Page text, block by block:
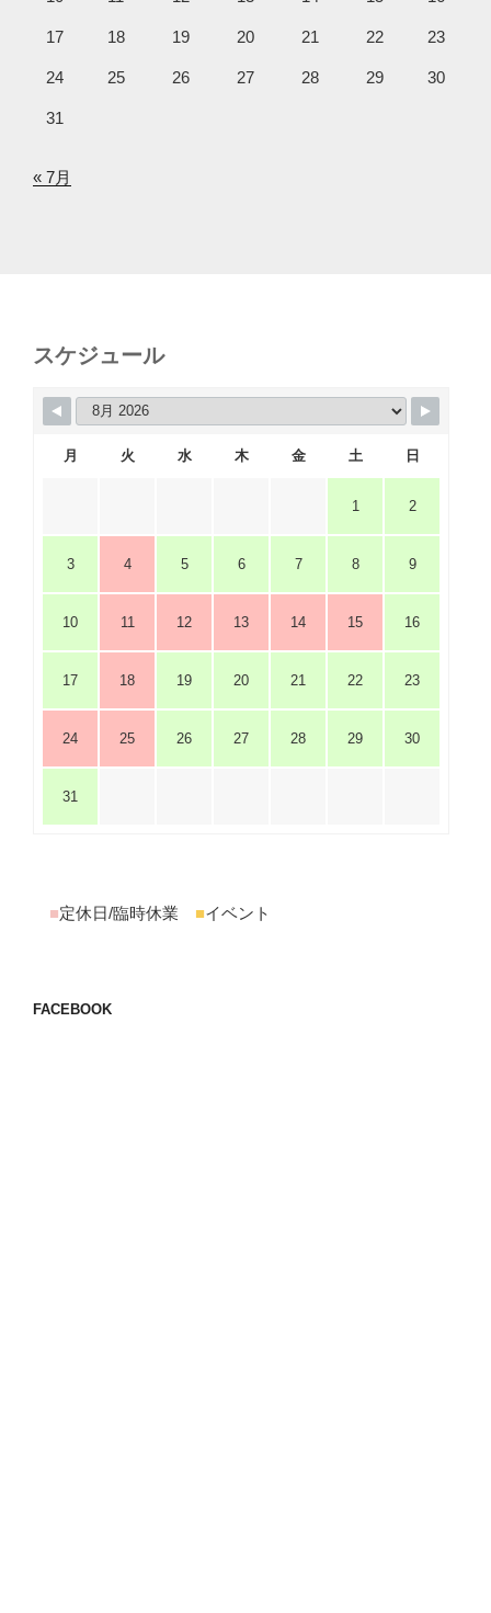
17 18 19 20 21 22 23
24 25 26 27 28 29 30
31
« 7月
スケジュール
月 火 水 木 金 土 日
1 2
3 4 5 6 7 8 9
10 11 12 13 14 15 16
17 18 19 20 21 22 23
24 25 26 27 28 29 30
31
■定休日/臨時休業 ■イベント
FACEBOOK